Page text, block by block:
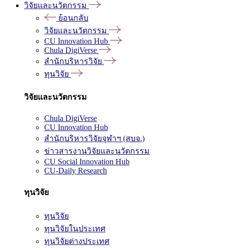
วิจัยและนวัตกรรม
ย้อนกลับ
วิจัยและนวัตกรรม
CU Innovation Hub
Chula DigiVerse
สำนักบริหารวิจัย
ทุนวิจัย
วิจัยและนวัตกรรม
Chula DigiVerse
CU Innovation Hub
สำนักบริหารวิจัยจุฬาฯ (สบจ.)
ข่าวสารงานวิจัยและนวัตกรรม
CU Social Innovation Hub
CU-Daily Research
ทุนวิจัย
ทุนวิจัย
ทุนวิจัยในประเทศ
ทุนวิจัยต่างประเทศ